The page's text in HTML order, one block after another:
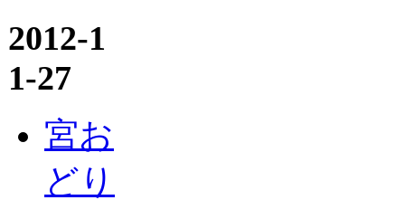
2012-1
1-27
宮お
どり